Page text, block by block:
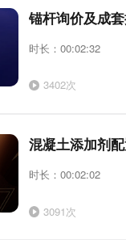
锚杆询价及成
时长：00:02:32
3402次
混凝土添加剂
时长：00:02:02
3091次